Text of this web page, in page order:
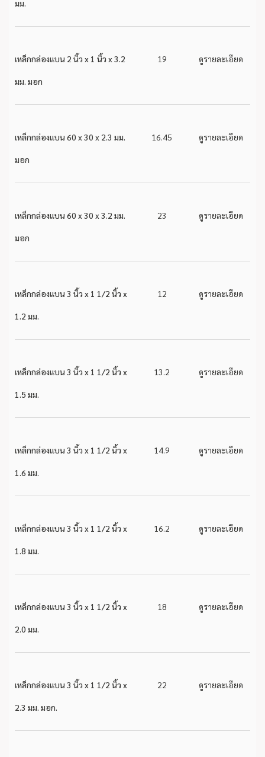
มม.
เหล็กกล่องแบน 2 นิ้ว x 1 นิ้ว x 3.2
มม. มอก
19 ดูรายละเอียด
เหล็กกล่องแบน 60 x 30 x 2.3 มม.
มอก
16.45 ดูรายละเอียด
เหล็กกล่องแบน 60 x 30 x 3.2 มม.
มอก
23 ดูรายละเอียด
เหล็กกล่องแบน 3 นิ้ว x 1 1/2 นิ้ว x
1.2 มม.
12 ดูรายละเอียด
เหล็กกล่องแบน 3 นิ้ว x 1 1/2 นิ้ว x
1.5 มม.
13.2 ดูรายละเอียด
เหล็กกล่องแบน 3 นิ้ว x 1 1/2 นิ้ว x
1.6 มม.
14.9 ดูรายละเอียด
เหล็กกล่องแบน 3 นิ้ว x 1 1/2 นิ้ว x
1.8 มม.
16.2 ดูรายละเอียด
เหล็กกล่องแบน 3 นิ้ว x 1 1/2 นิ้ว x
2.0 มม.
18 ดูรายละเอียด
เหล็กกล่องแบน 3 นิ้ว x 1 1/2 นิ้ว x
2.3 มม. มอก.
22 ดูรายละเอียด